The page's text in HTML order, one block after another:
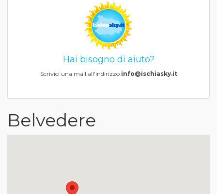
Hai bisogno di aiuto?
Scrivici una mail all'indirizzo info@ischiasky.it
Belvedere